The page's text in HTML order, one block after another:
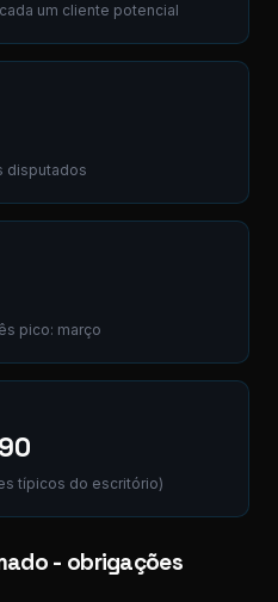
um cliente potencial
disputados
pico: março
típicos do escritório)
- obrigações